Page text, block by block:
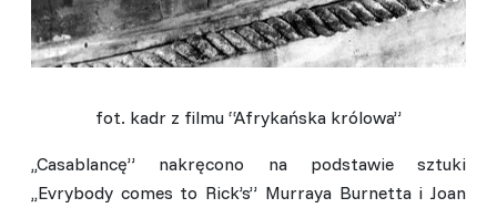
fot. kadr z filmu “Afrykańska królowa”
,,Casablancę” nakręcono na podstawie sztuki
,,Evrybody comes to Rick’s” Murraya Burnetta i Joan